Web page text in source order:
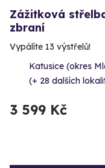
Zážitková
zbraní
Vypálíte 13 výstřelů!
Katusice (okres
(+ 28 dalších
3 599 Kč